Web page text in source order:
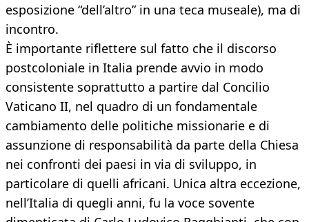
esposizione “dell’altro” in una teca museale), ma di
incontro.
È importante riflettere sul fatto che il discorso
postcoloniale in Italia prende avvio in modo
consistente soprattutto a partire dal Concilio
Vaticano II, nel quadro di un fondamentale
cambiamento delle politiche missionarie e di
assunzione di responsabilità da parte della Chiesa
nei confronti dei paesi in via di sviluppo, in
particolare di quelli africani. Unica altra eccezione,
nell’Italia di quegli anni, fu la voce sovente